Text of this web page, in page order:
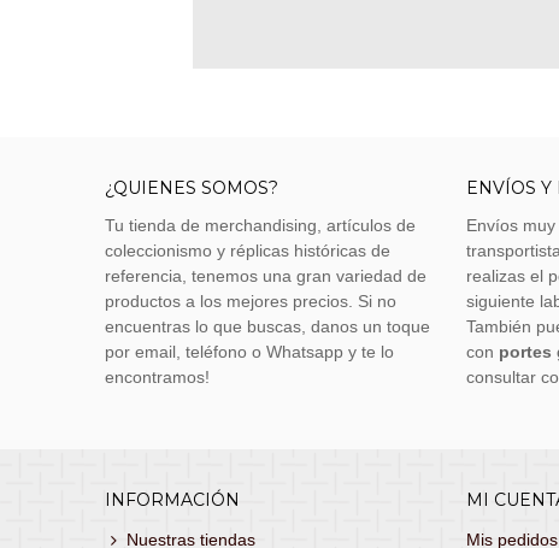
¿QUIENES SOMOS?
Tu tienda de merchandising, artículos de
coleccionismo y réplicas históricas de
referencia, tenemos una gran variedad de
productos a los mejores precios. Si no
encuentras lo que buscas, danos un toque
por email, teléfono o Whatsapp y te lo
encontramos!
ENVÍOS Y
Envíos
realizas el
siguiente
También
con portes
consultar
INFORMACIÓN
Nuestras tiendas
MI
Mis pedidos